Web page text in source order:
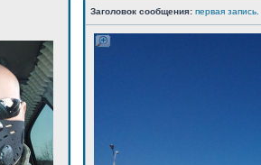
Заголовок сообщения: первая